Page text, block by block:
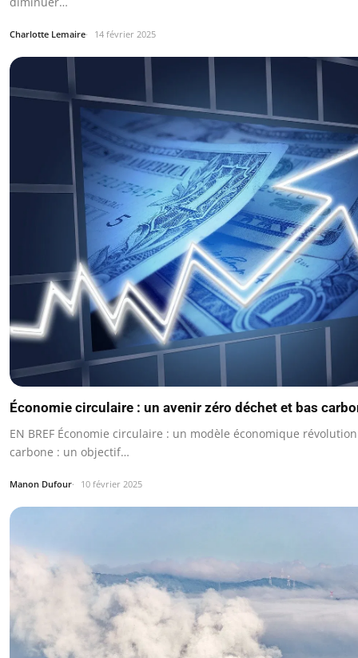
Charlotte Lemaire 14 février 2025
Économie circulaire : un avenir zéro déchet et bas
EN BREF Économie circulaire : un modèle économique
carbone : un objectif…
Manon Dufour 10 février 2025